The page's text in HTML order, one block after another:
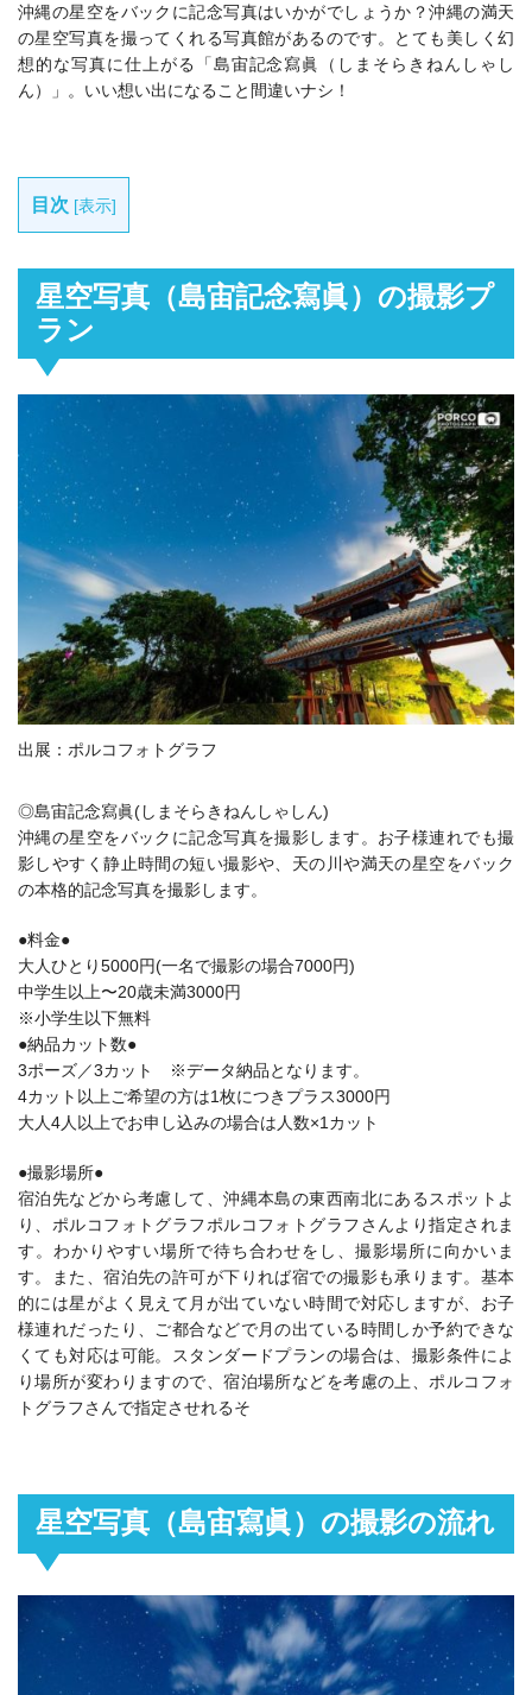
沖縄の星空をバックに記念写真はいかがでしょうか？沖縄の満天
の星空写真を撮ってくれる写真館があるのです。とても美しく幻
想的な写真に仕上がる「島宙記念寫眞（しまそらきねんしゃし
ん）」。いい想い出になること間違いナシ！
目次 [表示]
星空写真（島宙記念寫眞）の撮影プ
ラン
出展：ポルコフォトグラフ
◎島宙記念寫眞(しまそらきねんしゃしん)
沖縄の星空をバックに記念写真を撮影します。お子様連れでも撮
影しやすく静止時間の短い撮影や、天の川や満天の星空をバック
の本格的記念写真を撮影します。
●料金●
大人ひとり5000円(一名で撮影の場合7000円)
中学生以上〜20歳未満3000円
※小学生以下無料
●納品カット数●
3ポーズ／3カット ※データ納品となります。
4カット以上ご希望の方は1枚につきプラス3000円
大人4人以上でお申し込みの場合は人数×1カット
●撮影場所●
宿泊先などから考慮して、沖縄本島の東西南北にあるスポットよ
り、ポルコフォトグラフポルコフォトグラフさんより指定されま
す。わかりやすい場所で待ち合わせをし、撮影場所に向かいま
す。
また、宿泊先の許可が下りれば宿での撮影も承ります。 基本
的には星がよく見えて月が出ていない時間で対応しますが、お子
様連れだったり、ご都合などで月の出ている時間しか予約できな
くても対応は可能。
スタンダードプランの場合は、撮影条件によ
り場所が変わりますので、宿泊場所などを考慮の上、ポルコフォ
トグラフさんで指定させれるそ
星空写真（島宙寫眞）の撮影の流れ